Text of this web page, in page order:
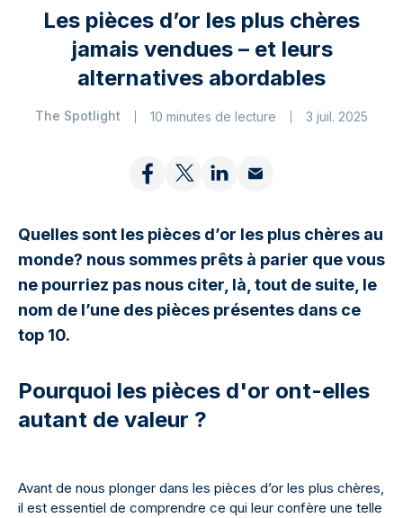
Les pièces d’or les plus chères
jamais vendues – et leurs
alternatives abordables
The Spotlight 10 minutes de lecture 3 juil. 2025
Quelles sont les pièces d’or les plus chères au
monde? nous sommes prêts à parier que vous
ne pourriez pas nous citer, là, tout de suite, le
nom de l’une des pièces présentes dans ce
top 10.
Pourquoi les pièces d'or ont-elles
autant de valeur ?
Avant de nous plonger dans les pièces d’or les plus chères,
il est essentiel de comprendre ce qui leur confère une telle